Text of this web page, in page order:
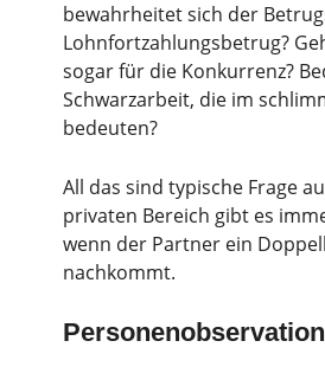
bewahrheitet sich der
Lohnfortzahlungsbetrug?
sogar für die Konkurrenz?
Schwarzarbeit, die im
bedeuten?
All das sind typische Frage
privaten Bereich gibt es
wenn der Partner ein
nachkommt.